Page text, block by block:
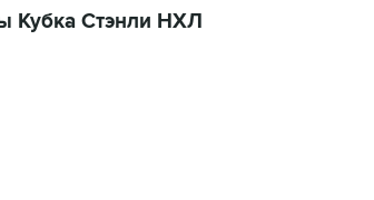
Кубка Стэнли НХЛ